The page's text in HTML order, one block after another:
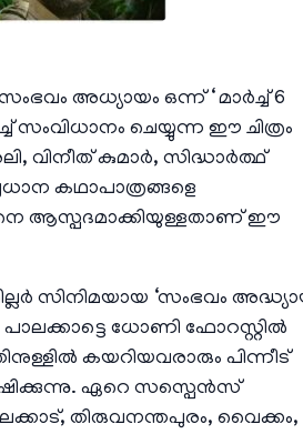
അധ്യായം ഒന്ന് ‘ മാർച്ച്‌ 6
സംവിധാനം ചെയ്യുന്ന ഈ ചിത്രം
വിനീത് കുമാർ, സിദ്ധാർത്ഥ്
കഥാപാത്രങ്ങളെ
ആസ്പദമാക്കിയുള്ളതാണ് ഈ
സിനിമയായ ‘സംഭവം
പാലക്കാട്ടെ ധോണി ഫോറസ്റ്റിൽ
കയറിയവരാരും പിന്നീട്
ഏറെ സസ്പെൻസ്
തിരുവനന്തപുരം, വൈക്കം,